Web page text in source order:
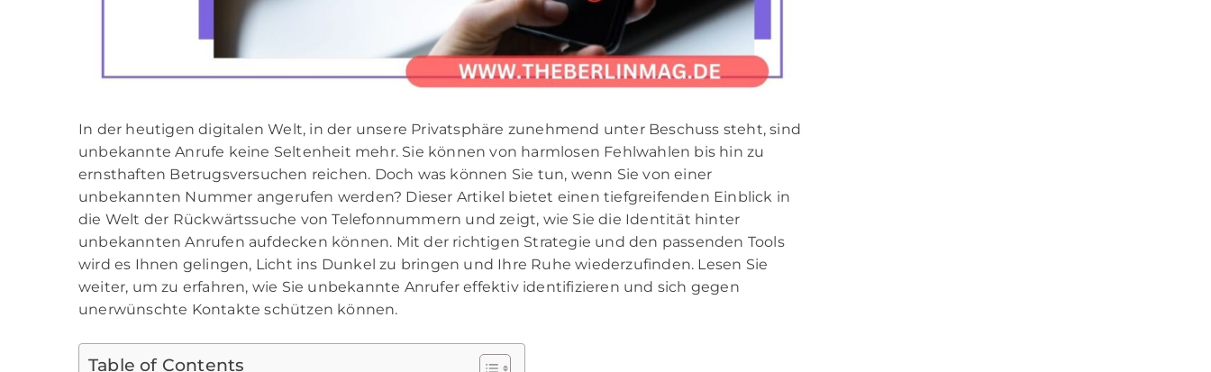
In der heutigen digitalen Welt, in der unsere Privatsphäre zunehmend unter Beschuss steht, sind
unbekannte Anrufe keine Seltenheit mehr. Sie können von harmlosen Fehlwahlen bis hin zu
ernsthaften Betrugsversuchen reichen. Doch was können Sie tun, wenn Sie von einer
unbekannten Nummer angerufen werden? Dieser Artikel bietet einen tiefgreifenden Einblick in
die Welt der Rückwärtssuche von Telefonnummern und zeigt, wie Sie die Identität hinter
unbekannten Anrufen aufdecken können. Mit der richtigen Strategie und den passenden Tools
wird es Ihnen gelingen, Licht ins Dunkel zu bringen und Ihre Ruhe wiederzufinden. Lesen Sie
weiter, um zu erfahren, wie Sie unbekannte Anrufer effektiv identifizieren und sich gegen
unerwünschte Kontakte schützen können.
Table of Contents